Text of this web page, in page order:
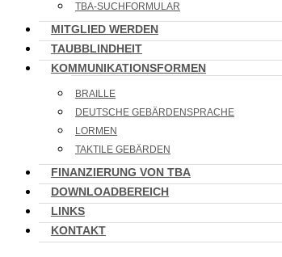
TBA-SUCHFORMULAR
MITGLIED WERDEN
TAUBBLINDHEIT
KOMMUNIKATIONSFORMEN
BRAILLE
DEUTSCHE GEBÄRDENSPRACHE
LORMEN
TAKTILE GEBÄRDEN
FINANZIERUNG VON TBA
DOWNLOADBEREICH
LINKS
KONTAKT